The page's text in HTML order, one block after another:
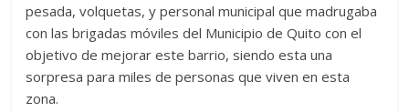
pesada, volquetas, y personal municipal que madrugaba
con las brigadas móviles del Municipio de Quito con el
objetivo de mejorar este barrio, siendo esta una
sorpresa para miles de personas que viven en esta
zona.